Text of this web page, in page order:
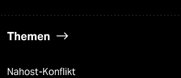
Themen
Nahost-Konflikt